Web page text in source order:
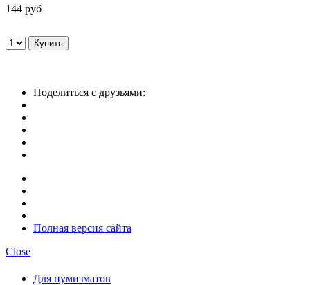
144 руб
Поделиться с друзьями:
Полная версия сайта
Close
Для нумизматов